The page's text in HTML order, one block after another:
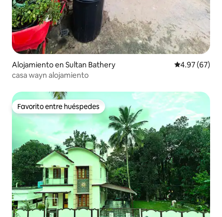
Alojamiento en Sultan Bathery Calificación
4.97 (67)
casa wayn alojamiento
Favorito entre huéspedes
Favorito entre huéspedes